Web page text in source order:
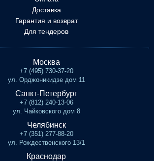
Доставка
Гарантия и возврат
Для тендеров
Москва
+7 (495) 730-37-20
ул. Орджоникидзе дом 11
Санкт-Петербург
+7 (812) 240-13-06
ул. Чайковского дом 8
Челябинск
+7 (351) 277-88-20
ул. Рождественского 13/1
Краснодар